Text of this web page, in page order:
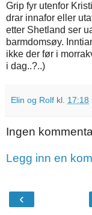
Grip fyr utenfor
drar innafor eller
etter Shetland ser
barmdomsøy.
ikke der før i
i dag..?..)
Elin og Rolf kl. 17:18
Ingen
Legg inn en
‹